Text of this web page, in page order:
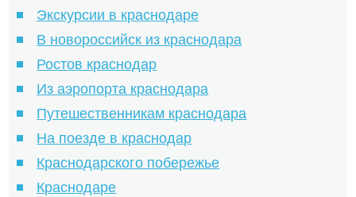
Экскурсии в краснодаре
В новороссийск из краснодара
Ростов краснодар
Из аэропорта краснодара
Путешественникам краснодара
На поезде в краснодар
Краснодарского побережье
Краснодаре